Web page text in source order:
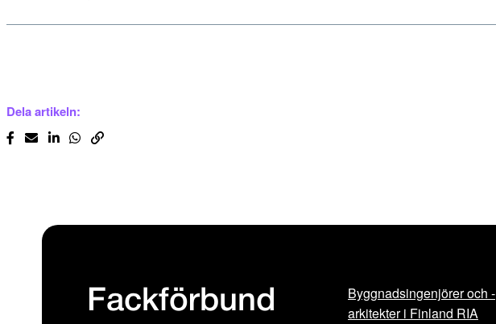
Dela artikeln:
Fackförbund
Byggnadsingenjörer och -
arkitekter i Finland RIA